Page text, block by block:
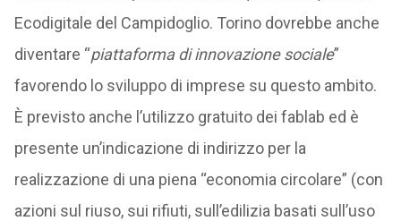
Ecodigitale del Campidoglio. Torino dovrebbe anche
diventare “piattaforma di innovazione sociale”
favorendo lo sviluppo di imprese su questo ambito.
È previsto anche l’utilizzo gratuito dei fablab ed è
presente un’indicazione di indirizzo per la
realizzazione di una piena “economia circolare” (con
azioni sul riuso, sui rifiuti, sull’edilizia basati sull’uso